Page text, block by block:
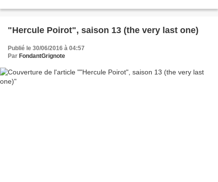
"Hercule Poirot", saison 13 (the very last one)
Publié le 30/06/2016 à 04:57
Par FondantGrignote